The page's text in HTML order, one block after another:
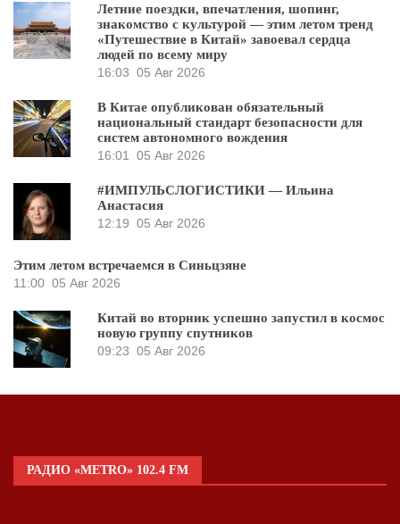
Летние поездки, впечатления, шопинг,
знакомство с культурой — этим летом тренд
«Путешествие в Китай» завоевал сердца
людей по всему миру
16:03 05 Авг 2026
В Китае опубликован обязательный
национальный стандарт безопасности для
систем автономного вождения
16:01
05 Авг 2026
#ИМПУЛЬСЛОГИСТИКИ — Ильина
Анастасия
12:19 05 Авг 2026
Этим летом встречаемся в Синьцзяне
11:00 05 Авг 2026
Китай во вторник успешно запустил в космос
новую группу спутников
09:23 05 Авг 2026
РАДИО «METRO» 102.4 FM